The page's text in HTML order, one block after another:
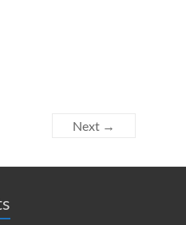
Next →